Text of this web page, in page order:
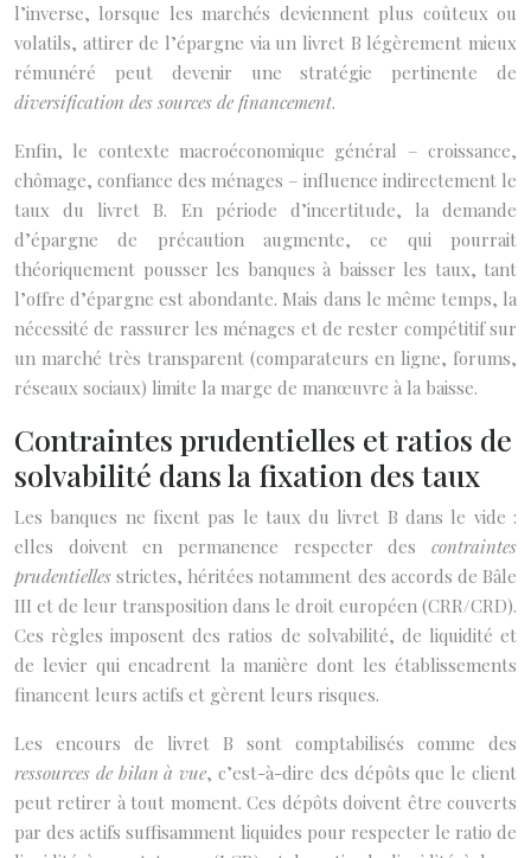
l’inverse, lorsque les marchés deviennent plus coûteux ou
volatils, attirer de l’épargne via un livret B légèrement mieux
rémunéré peut devenir une stratégie pertinente de
diversification des sources de financement.
Enfin, le contexte macroéconomique général – croissance,
chômage, confiance des ménages – influence indirectement le
taux du livret B. En période d’incertitude, la demande
d’épargne de précaution augmente, ce qui pourrait
théoriquement pousser les banques à baisser les taux, tant
l’offre d’épargne est abondante. Mais dans le même temps, la
nécessité de rassurer les ménages et de rester compétitif sur
un marché très transparent (comparateurs en ligne, forums,
réseaux sociaux) limite la marge de manœuvre à la baisse.
Contraintes prudentielles et ratios de
solvabilité dans la fixation des taux
Les banques ne fixent pas le taux du livret B dans le vide :
elles doivent en permanence respecter des contraintes
prudentielles strictes, héritées notamment des accords de Bâle
III et de leur transposition dans le droit européen (CRR/CRD).
Ces règles imposent des ratios de solvabilité, de liquidité et
de levier qui encadrent la manière dont les établissements
financent leurs actifs et gèrent leurs risques.
Les encours de livret B sont comptabilisés comme des
ressources de bilan à vue, c’est-à-dire des dépôts que le client
peut retirer à tout moment. Ces dépôts doivent être couverts
par des actifs suffisamment liquides pour respecter le ratio de